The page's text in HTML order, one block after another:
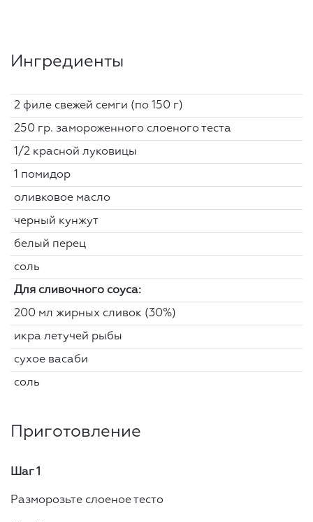
Ингредиенты
2 филе свежей семги (по 150 г)
250 гр. замороженного слоеного теста
1/2 красной луковицы
1 помидор
оливковое масло
черный кунжут
белый перец
соль
Для сливочного соуса:
200 мл жирных сливок (30%)
икра летучей рыбы
сухое васаби
соль
Приготовление
Шаг 1
Разморозьте слоеное тесто